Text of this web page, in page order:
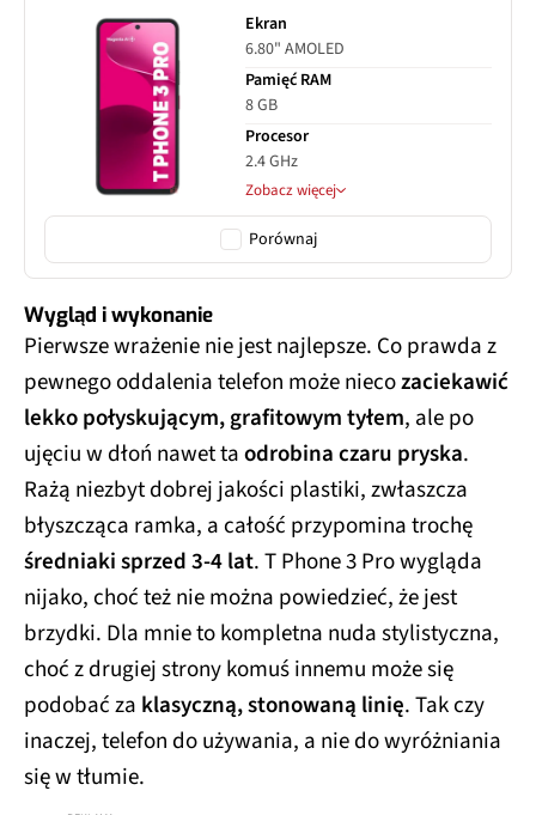
Ekran
6.80" AMOLED
Pamięć RAM
8 GB
Procesor
2.4 GHz
Zobacz więcej
Porównaj
Wygląd i wykonanie
Pierwsze wrażenie nie jest najlepsze. Co prawda z
pewnego oddalenia telefon może niecozaciekawić
lekko połyskującym, grafitowym tyłem, ale po
ujęciu w dłoń nawet taodrobina czaru pryska.
Rażą niezbyt dobrej jakości plastiki, zwłaszcza
błyszcząca ramka, a całość przypomina trochę
średniaki sprzed 3-4 lat. T Phone 3 Pro wygląda
nijako, choć też nie można powiedzieć, że jest
brzydki. Dla mnie to kompletna nuda stylistyczna,
choć z drugiej strony komuś innemu może się
podobać za klasyczną, stonowaną linię. Tak czy
inaczej, telefon do używania, a nie do wyróżniania
się w tłumie.